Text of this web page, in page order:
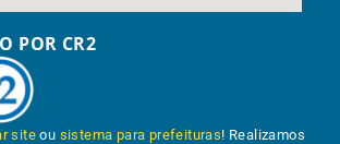
POR CR2
site ou sistema para prefeituras! Realizamos